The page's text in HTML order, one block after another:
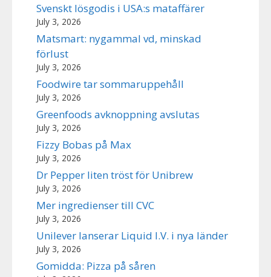
Svenskt lösgodis i USA:s mataffärer
July 3, 2026
Matsmart: nygammal vd, minskad
förlust
July 3, 2026
Foodwire tar sommaruppehåll
July 3, 2026
Greenfoods avknoppning avslutas
July 3, 2026
Fizzy Bobas på Max
July 3, 2026
Dr Pepper liten tröst för Unibrew
July 3, 2026
Mer ingredienser till CVC
July 3, 2026
Unilever lanserar Liquid I.V. i nya länder
July 3, 2026
Gomidda: Pizza på såren